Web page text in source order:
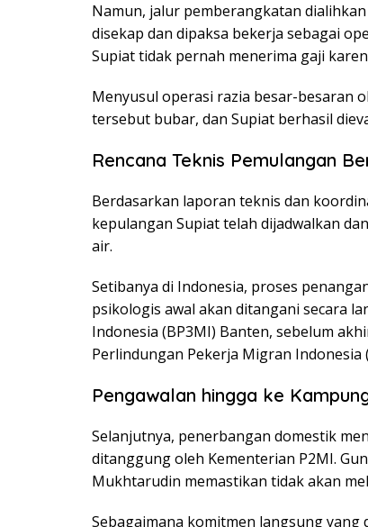
Namun, jalur pemberangkatan
disekap dan dipaksa bekerja sebagai
Supiat tidak pernah menerima gaji
Menyusul operasi razia besar-besaran
tersebut bubar, dan Supiat berhasil
Rencana Teknis Pemulangan
Berdasarkan laporan teknis dan
kepulangan Supiat telah dijadwalkan
air.
Setibanya di Indonesia, proses
psikologis awal akan ditangani secara
Indonesia (BP3MI) Banten, sebelum
Perlindungan Pekerja Migran
Pengawalan hingga ke
Selanjutnya, penerbangan domestik
ditanggung oleh Kementerian P2MI.
Mukhtarudin memastikan tidak akan
Sebagaimana komitmen langsung